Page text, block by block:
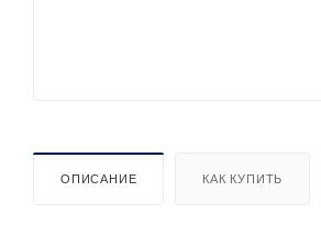
ОПИСАНИЕ КАК КУПИТЬ